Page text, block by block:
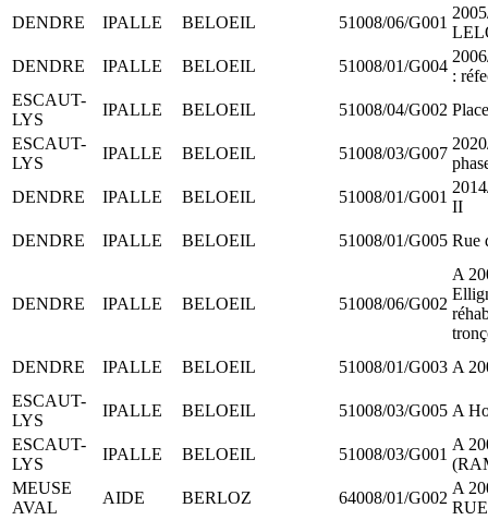
DENDRE IPALLE BELOEIL 51008/06/G001
DENDRE
IPALLE BELOEIL 51008/01/G004
:
ESCAUT-
LYS
IPALLE BELOEIL 51008/04/G002
ESCAUT-
LYS
IPALLE BELOEIL 51008/03/G007
DENDRE
IPALLE BELOEIL 51008/01/G001
II
DENDRE
IPALLE BELOEIL 51008/01/G005 Rue
DENDRE IPALLE BELOEIL 51008/06/G002
A
DENDRE
IPALLE BELOEIL 51008/01/G003 A
ESCAUT-
LYS
IPALLE BELOEIL 51008/03/G005 A
ESCAUT-
LYS
IPALLE BELOEIL 51008/03/G001
A
MEUSE
AVAL
AIDE BERLOZ 64008/01/G002
A